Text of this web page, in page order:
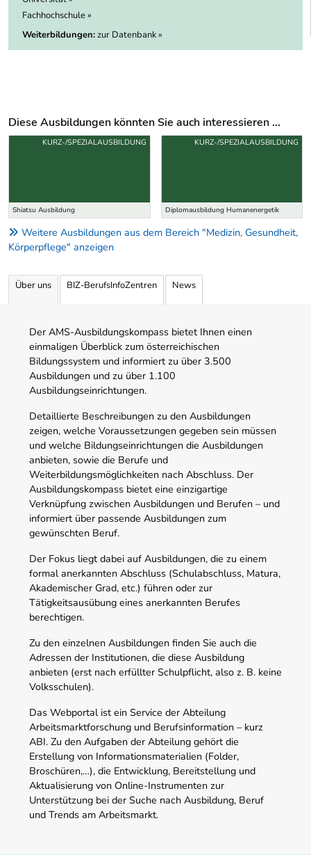
Fachhochschule »
Weiterbildungen:zur Datenbank »
Diese Ausbildungen könnten Sie auch interessieren ...
Uber weitere Ausbildungsvorschläge
Shiatsu Ausbildung
KURZ-/SPEZIALAUSBILDUNG
Diplomausbildung Humanenergetik
KURZ-/SPEZIALAUSBILDUNG
Weitere Ausbildungen aus dem Bereich "Medizin, Gesundheit,
Körperpflege" anzeigen
Über uns BIZ-BerufsInfoZentren News
Der AMS-Ausbildungskompass bietet Ihnen einen
einmaligen Überblick zum österreichischen
Bildungssystem und informiert zu über 3.500
Ausbildungen und zu über 1.100
Ausbildungseinrichtungen.
Detaillierte Beschreibungen zu den Ausbildungen
zeigen, welche Voraussetzungen gegeben sein müssen
und welche Bildungseinrichtungen die Ausbildungen
anbieten, sowie die Berufe und
Weiterbildungsmöglichkeiten nach Abschluss. Der
Ausbildungskompass bietet eine einzigartige
Verknüpfung zwischen Ausbildungen und Berufen – und
informiert über passende Ausbildungen zum
gewünschten Beruf.
Der Fokus liegt dabei auf Ausbildungen, die zu einem
formal anerkannten Abschluss (Schulabschluss, Matura,
Akademischer Grad, etc.) führen oder zur
Tätigkeitsausübung eines anerkannten Berufes
berechtigen.
Zu den einzelnen Ausbildungen finden Sie auch die
Adressen der Institutionen, die diese Ausbildung
anbieten (erst nach erfüllter Schulpflicht, also z. B. keine
Volksschulen).
Das Webportal ist ein Service der Abteilung
Arbeitsmarktforschung und Berufsinformation – kurz
ABI. Zu den Aufgaben der Abteilung gehört die
Erstellung von Informationsmaterialien (Folder,
Broschüren,…), die Entwicklung, Bereitstellung und
Aktualisierung von Online-Instrumenten zur
Unterstützung bei der Suche nach Ausbildung, Beruf
und Trends am Arbeitsmarkt.